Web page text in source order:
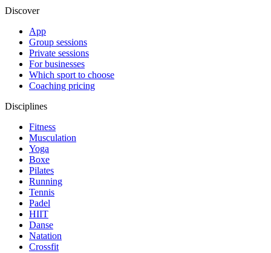
Discover
App
Group sessions
Private sessions
For businesses
Which sport to choose
Coaching pricing
Disciplines
Fitness
Musculation
Yoga
Boxe
Pilates
Running
Tennis
Padel
HIIT
Danse
Natation
Crossfit